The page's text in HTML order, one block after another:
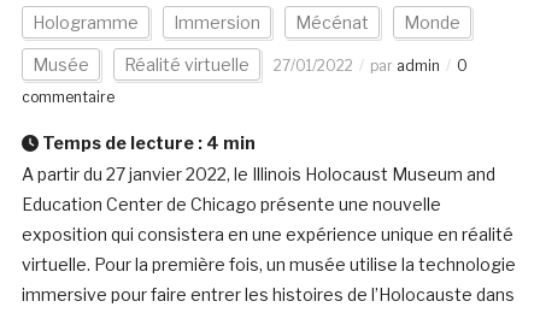
Hologramme Immersion Mécénat Monde
Musée Réalité virtuelle 27/01/2022 par admin
0
commentaire
Temps de lecture : 4 min
A partir du 27 janvier 2022, le Illinois Holocaust Museum and
Education Center de Chicago présente une nouvelle
exposition qui consistera en une expérience unique en réalité
virtuelle. Pour la première fois, un musée utilise la technologie
immersive pour faire entrer les histoires de l’Holocauste dans